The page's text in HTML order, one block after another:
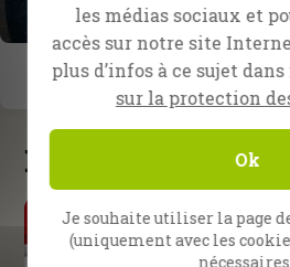
Nouveautés
Par Daniel
L’urgence
les médias sociaux et
accès sur notre site
plus d’infos à ce sujet
sur la protection
Ok
Je souhaite utiliser la page
(uniquement avec les